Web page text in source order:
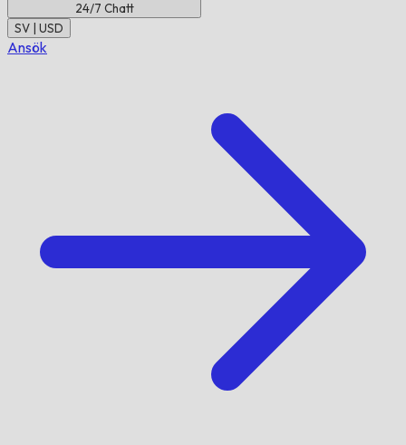
24/7 Chatt
SV | USD
Ansök